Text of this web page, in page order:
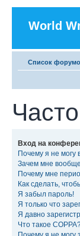
World
Список
Вход на
Почему я не могу
Зачем мне
Почему мне
Как сделать,
Я забыл пароль!
Я только что
Я давно
Что такое